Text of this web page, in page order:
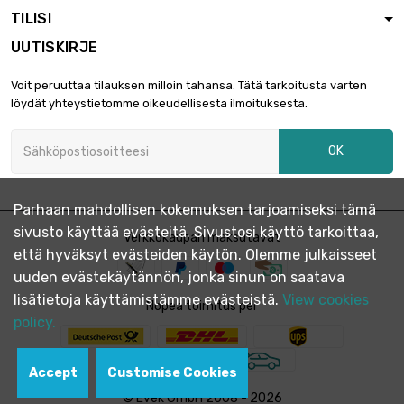
pituus : 150mm
Paksuus / vahvuus
: 4.75mm
4 080,01 € 
TILISI
UUTISKIRJE
Voit peruuttaa tilauksen milloin tahansa. Tätä tarkoitusta varten
löydät yhteystietomme oikeudellisesta ilmoituksesta.
OK
Verkkokaupan maksutavat
Nopea toimitus per
© Evek GmbH 2008 - 2026
Parhaan mahdollisen kokemuksen tarjoamiseksi tämä
sivusto käyttää evästeitä. Sivustosi käyttö tarkoittaa,
että hyväksyt evästeiden käytön. Olemme julkaisseet
uuden evästekäytännön, jonka sinun on saatava
lisätietoja käyttämistämme evästeistä. View cookies
policy.
Accept Customise Cookies